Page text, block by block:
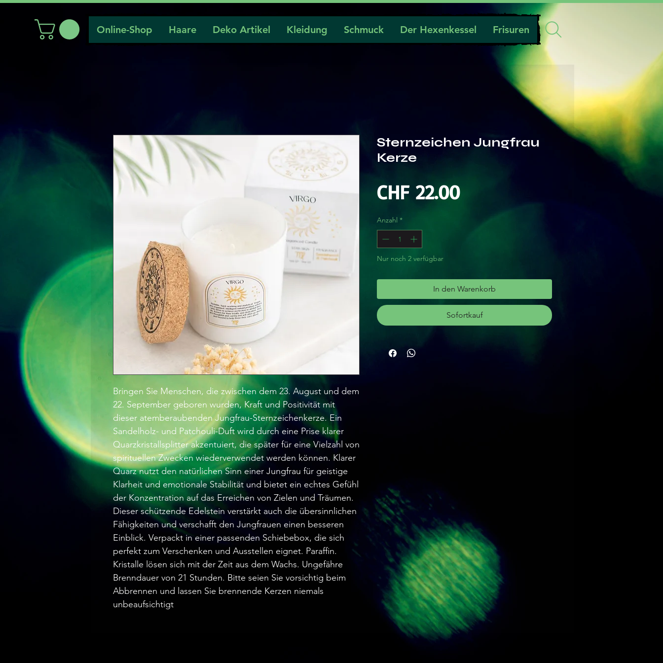
Online-Shop Haare Deko Artikel Kleidung Schmuck Der Hexenkessel Frisuren
Bringen Sie Menschen, die zwischen dem 23. August und dem
22. September geboren wurden, Kraft und Positivität mit
dieser atemberaubenden Jungfrau-Sternzeichenkerze. Ein
Sandelholz- und Patchouli-Duft wird durch eine Prise klarer
Quarzkristallsplitter akzentuiert, die später für eine Vielzahl von
spirituellen Zwecken wiederverwendet werden können. Klarer
Quarz nutzt den natürlichen Sinn einer Jungfrau für geistige
Klarheit und emotionale Stabilität und bietet ein echtes Gefühl
der Konzentration auf das Erreichen von Zielen und Träumen.
Dieser schützende Edelstein verstärkt auch die übersinnlichen
Fähigkeiten und verschafft den Jungfrauen einen besseren
Einblick. Verpackt in einer passenden Schiebebox, die sich
perfekt zum Verschenken und Ausstellen eignet. Paraffin.
Kristalle lösen sich mit der Zeit aus dem Wachs. Ungefähre
Brenndauer von 21 Stunden. Bitte seien Sie vorsichtig beim
Abbrennen und lassen Sie brennende Kerzen niemals
unbeaufsichtigt
Sternzeichen Jungfrau
Kerze
CHF 22.00Preis
Anzahl *
Nur noch 2 verfügbar
In den Warenkorb
Sofortkauf